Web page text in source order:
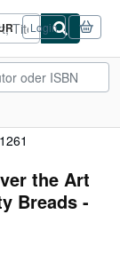
Login
the Art
Breads -